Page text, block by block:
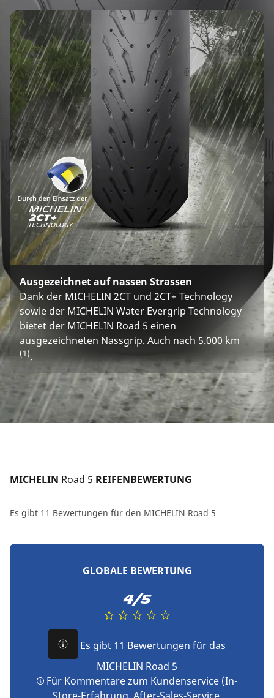
Ausgezeichnet auf nassen Strassen
Dank der MICHELIN 2CT und 2CT+ Technology
sowie der MICHELIN Water Evergrip Technology
bietet der MICHELIN Road 5 einen
ausgezeichneten Nassgrip. Auch nach 5.000 km
(1).
MICHELIN Road 5 REIFENBEWERTUNG
Es gibt 11 Bewertungen für den MICHELIN Road 5
GLOBALE BEWERTUNG
4/5
Es gibt 11 Bewertungen für das
MICHELIN Road 5
Für Kommentare zum Kundenservice (In-